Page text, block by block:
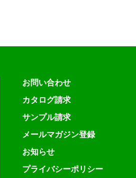
お問い合わせ
カタログ請求
サンプル請求
メールマガジン登録
お知らせ
プライバシーポリシー